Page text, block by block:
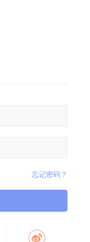
忘记密码？